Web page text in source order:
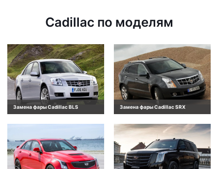
Cadillac по моделям
Замена фары Cadillac BLS Замена фары Cadillac SRX